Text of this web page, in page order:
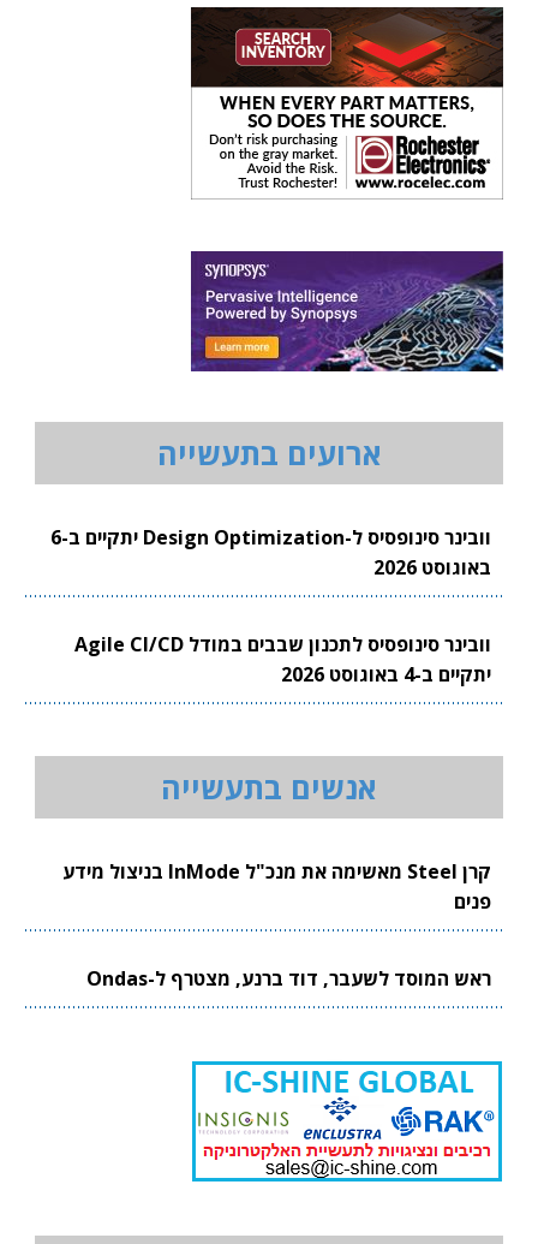
ארועים בתעשייה
וובינר סינופסיס ל-Design Optimization יתקיים ב-6
באוגוסט 2026
וובינר סינופסיס לתכנון שבבים במודל Agile CI/CD
יתקיים ב-4 באוגוסט 2026
אנשים בתעשייה
קרן Steel מאשימה את מנכ"ל InMode בניצול מידע
פנים
ראש המוסד לשעבר, דוד ברנע, מצטרף ל-Ondas